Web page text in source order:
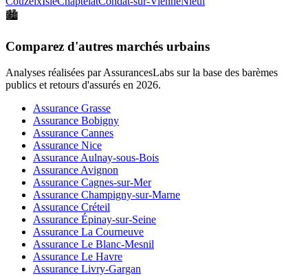
🏙️
Comparez d'autres marchés urbains
Analyses réalisées par AssurancesLabs sur la base des barèmes
publics et retours d'assurés en 2026.
Assurance Grasse
Assurance Bobigny
Assurance Cannes
Assurance Nice
Assurance Aulnay-sous-Bois
Assurance Avignon
Assurance Cagnes-sur-Mer
Assurance Champigny-sur-Marne
Assurance Créteil
Assurance Épinay-sur-Seine
Assurance La Courneuve
Assurance Le Blanc-Mesnil
Assurance Le Havre
Assurance Livry-Gargan